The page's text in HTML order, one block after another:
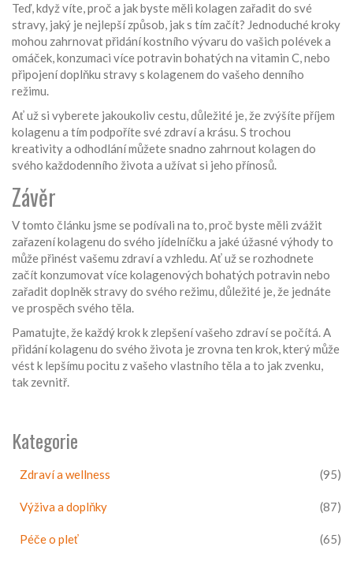
Teď, když víte, proč a jak byste měli kolagen zařadit do své
stravy, jaký je nejlepší způsob, jak s tím začít? Jednoduché kroky
mohou zahrnovat přidání kostního vývaru do vašich polévek a
omáček, konzumaci více potravin bohatých na vitamin C, nebo
připojení doplňku stravy s kolagenem do vašeho denního
režimu.
Ať už si vyberete jakoukoliv cestu, důležité je, že zvýšíte příjem
kolagenu a tím podpoříte své zdraví a krásu. S trochou
kreativity a odhodlání můžete snadno zahrnout kolagen do
svého každodenního života a užívat si jeho přínosů.
Závěr
V tomto článku jsme se podívali na to, proč byste měli zvážit
zařazení kolagenu do svého jídelníčku a jaké úžasné výhody to
může přinést vašemu zdraví a vzhledu. Ať už se rozhodnete
začít konzumovat více kolagenových bohatých potravin nebo
zařadit doplněk stravy do svého režimu, důležité je, že jednáte
ve prospěch svého těla.
Pamatujte, že každý krok k zlepšení vašeho zdraví se počítá. A
přidání kolagenu do svého života je zrovna ten krok, který může
vést k lepšímu pocitu z vašeho vlastního těla a to jak zvenku,
tak zevnitř.
Kategorie
Zdraví a wellness (95)
Výživa a doplňky (87)
Péče o pleť (65)